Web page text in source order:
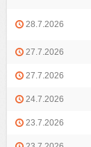
28.7.2026
27.7.2026
27.7.2026
24.7.2026
23.7.2026